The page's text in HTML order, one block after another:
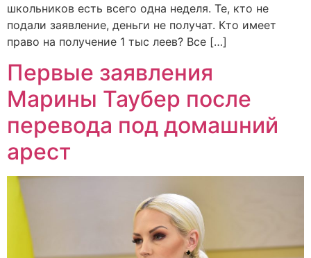
школьников есть всего одна неделя. Те, кто не
подали заявление, деньги не получат. Кто имеет
право на получение 1 тыс леев? Все […]
Первые заявления
Марины Таубер после
перевода под домашний
арест